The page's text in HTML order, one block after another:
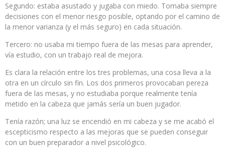
Segundo: estaba asustado y jugaba con miedo. Tomaba siempre
decisiones con el menor riesgo posible, optando por el camino de
la menor varianza (y el más seguro) en cada situación.
Tercero: no usaba mi tiempo fuera de las mesas para aprender,
vía estudio, con un trabajo real de mejora.
Es clara la relación entre los tres problemas, una cosa lleva a la
otra en un círculo sin fin. Los dos primeros provocaban pereza
fuera de las mesas, y no estudiaba porque realmente tenía
metido en la cabeza que jamás sería un buen jugador.
Tenía razón; una luz se encendió en mi cabeza y se me acabó el
escepticismo respecto a las mejoras que se pueden conseguir
con un buen preparador a nivel psicológico.